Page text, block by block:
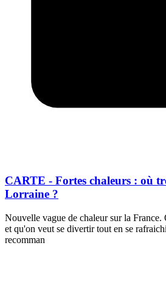
CARTE - Fortes chaleurs : où
Lorraine ?
Nouvelle vague de chaleur sur la France.
et qu'on veut se divertir tout en se
recomman